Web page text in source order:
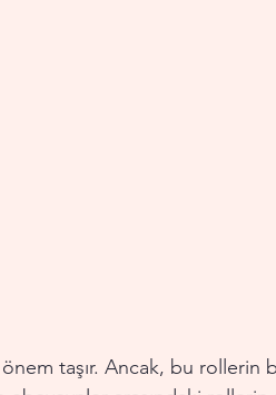
taşır. Ancak, bu rollerin